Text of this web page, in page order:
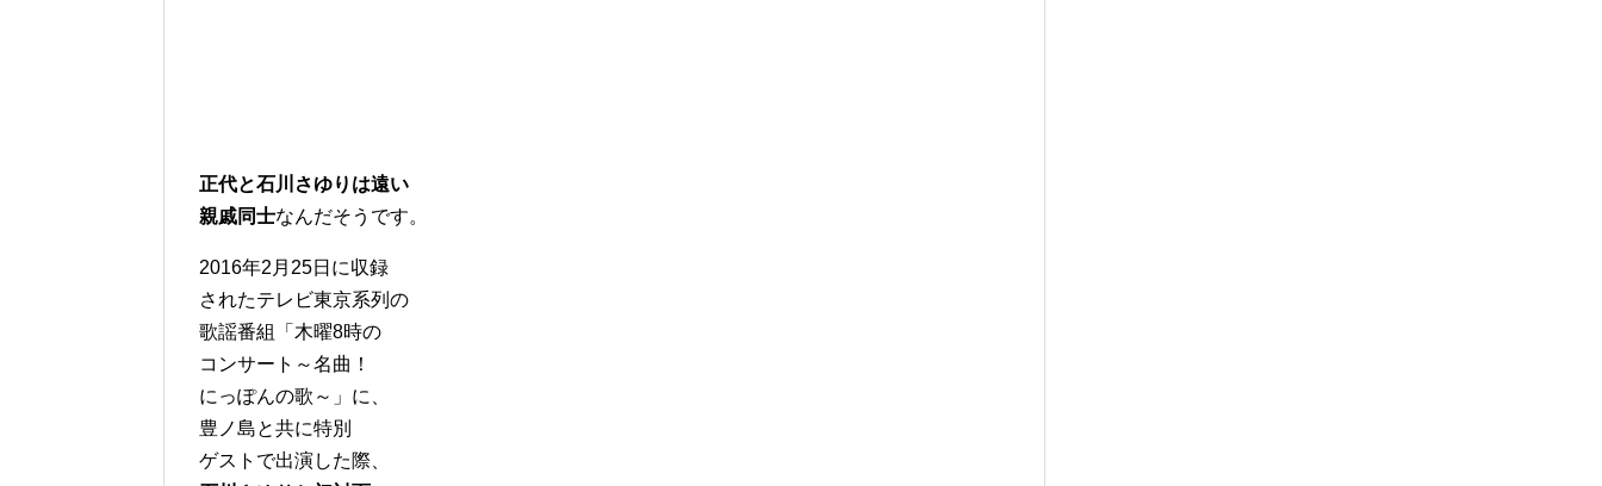
正代と石川さゆりは遠い
親戚同士なんだそうです。
2016年2月25日に収録
されたテレビ東京系列の
歌謡番組「木曜8時の
コンサート～名曲！
にっぽんの歌～」に、
豊ノ島と共に特別
ゲストで出演した際、